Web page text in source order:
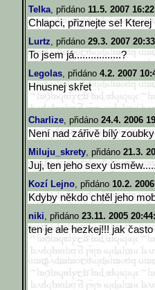
Telka, přidáno 11.5. 2007
Chlapci, přiznejte se!
Lurtz, přidáno 29.3. 2007
To jsem já.................?
Legolas, přidáno 4.2. 2007
Hnusnej skřet
Charlize, přidáno 24.4. 2006
Není nad zářivě bílý
Miluju_skrety, přidáno 21.3.
Juj, ten jeho sexy
Kozí Lejno, přidáno 10.2.
Kdyby někdo chtěl jeho
niki, přidáno 23.11. 2005
ten je ale hezkej!!! jak